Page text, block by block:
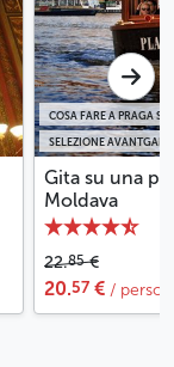
SELEZIONE
COSA FARE A PRAGA
Gita su una
Moldava
22.85€
20.57 € /